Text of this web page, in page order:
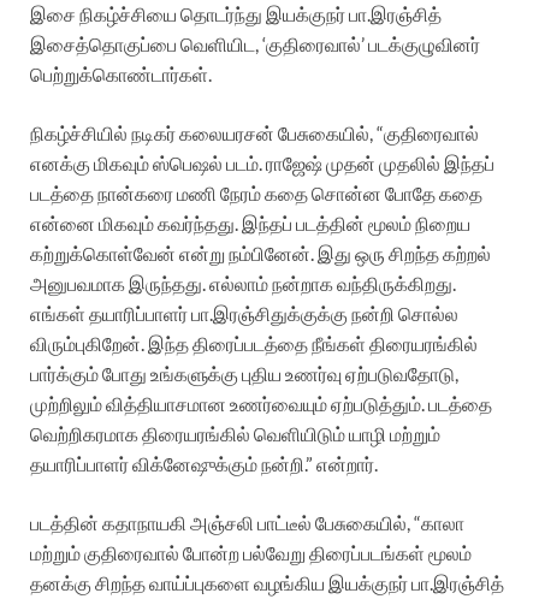
இசை நிகழ்ச்சியை தொடர்ந்து இயக்குநர் பா.இரஞ்சித்
இசைத்தொகுப்பை வெளியிட, ‘குதிரைவால்’ படக்குழுவினர்
பெற்றுக்கொண்டார்கள்.
நிகழ்ச்சியில் நடிகர் கலையரசன் பேசுகையில், “குதிரைவால்
எனக்கு மிகவும் ஸ்பெஷல் படம். ராஜேஷ் முதன் முதலில் இந்தப்
படத்தை நான்கரை மணி நேரம் கதை சொன்ன போதே கதை
என்னை மிகவும் கவர்ந்தது. இந்தப் படத்தின் மூலம் நிறைய
கற்றுக்கொள்வேன் என்று நம்பினேன். இது ஒரு சிறந்த கற்றல்
அனுபவமாக இருந்தது. எல்லாம் நன்றாக வந்திருக்கிறது.
எங்கள் தயாரிப்பாளர் பா.இரஞ்சிதுக்குக்கு நன்றி சொல்ல
விரும்புகிறேன். இந்த திரைப்படத்தை நீங்கள் திரையரங்கில்
பார்க்கும் போது உங்களுக்கு புதிய உணர்வு ஏற்படுவதோடு,
முற்றிலும் வித்தியாசமான உணர்வையும் ஏற்படுத்தும். படத்தை
வெற்றிகரமாக திரையரங்கில் வெளியிடும் யாழி மற்றும்
தயாரிப்பாளர் விக்னேஷுக்கும் நன்றி.” என்றார்.
படத்தின் கதாநாயகி அஞ்சலி பாட்டீல் பேசுகையில், “காலா
மற்றும் குதிரைவால் போன்ற பல்வேறு திரைப்படங்கள் மூலம்
தனக்கு சிறந்த வாய்ப்புகளை வழங்கிய இயக்குநர் பா.இரஞ்சித்